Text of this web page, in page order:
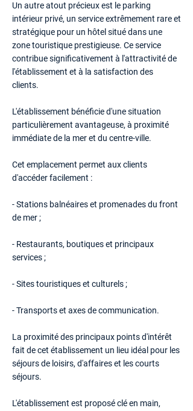
Un autre atout précieux est le parking
intérieur privé, un service extrêmement rare et
stratégique pour un hôtel situé dans une
zone touristique prestigieuse. Ce service
contribue significativement à l'attractivité de
l'établissement et à la satisfaction des
clients.
L'établissement bénéficie d'une situation
particulièrement avantageuse, à proximité
immédiate de la mer et du centre-ville.
Cet emplacement permet aux clients
d'accéder facilement :
- Stations balnéaires et promenades du front
de mer ;
- Restaurants, boutiques et principaux
services ;
- Sites touristiques et culturels ;
- Transports et axes de communication.
La proximité des principaux points d'intérêt
fait de cet établissement un lieu idéal pour les
séjours de loisirs, d'affaires et les courts
séjours.
L'établissement est proposé clé en main,